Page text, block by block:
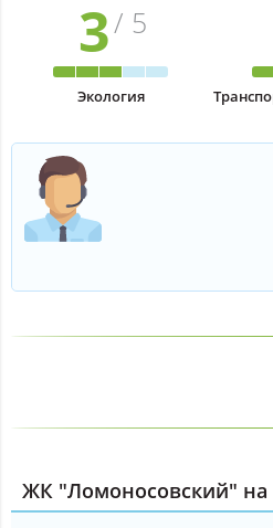
3/ 5
Экология
ЖК "Ломоносовский" на